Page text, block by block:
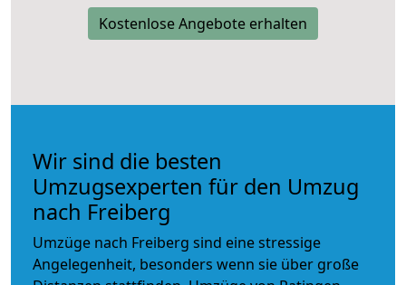
Kostenlose Angebote erhalten
Wir sind die besten
Umzugsexperten für den Umzug
nach Freiberg
Umzüge nach Freiberg sind eine stressige
Angelegenheit, besonders wenn sie über große